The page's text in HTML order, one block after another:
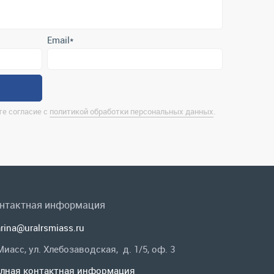
информация
ул. Хлебозаводская, д. 1/5, оф. 3
контактная информация